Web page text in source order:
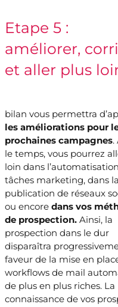
Etape 5 :
améliorer,
et aller plus
bilan vous permettra
les améliorations pour
prochaines campagnes.
le temps, vous pourrez
loin dans
tâches marketing, dans la
publication de réseaux
ou encoredans vos
de prospection. Ainsi, la
prospection dans le dur
disparaîtra
faveur de la mise en
workflows de mail
de plus en plus riches. La
connaissance de vos